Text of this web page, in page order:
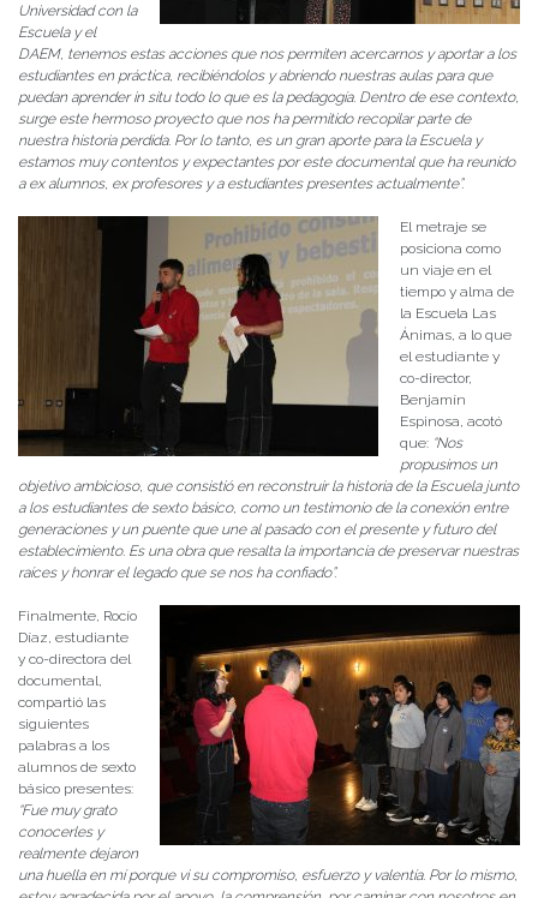
Universidad con la
Escuela y el
DAEM, tenemos estas acciones que nos permiten acercarnos y aportar a los
estudiantes en práctica, recibiéndolos y abriendo nuestras aulas para que
puedan aprender in situ todo lo que es la pedagogía. Dentro de ese contexto,
surge este hermoso proyecto que nos ha permitido recopilar parte de
nuestra historia perdida. Por lo tanto, es un gran aporte para la Escuela y
estamos muy contentos y expectantes por este documental que ha reunido
a ex alumnos, ex profesores y a estudiantes presentes actualmente”.
El metraje se
posiciona como
un viaje en el
tiempo y alma de
la Escuela Las
Ánimas, a lo que
el estudiante y
co-director,
Benjamín
Espinosa, acotó
que: “Nos
propusimos un
objetivo ambicioso, que consistió en reconstruir la historia de la Escuela junto
a los estudiantes de sexto básico, como un testimonio de la conexión entre
generaciones y un puente que une al pasado con el presente y futuro del
establecimiento. Es una obra que resalta la importancia de preservar nuestras
raíces y honrar el legado que se nos ha confiado”.
Finalmente, Rocío
Díaz, estudiante
y co-directora del
documental,
compartió las
siguientes
palabras a los
alumnos de sexto
básico presentes:
“Fue muy grato
conocerles y
realmente dejaron
una huella en mí porque vi su compromiso, esfuerzo y valentía. Por lo mismo,